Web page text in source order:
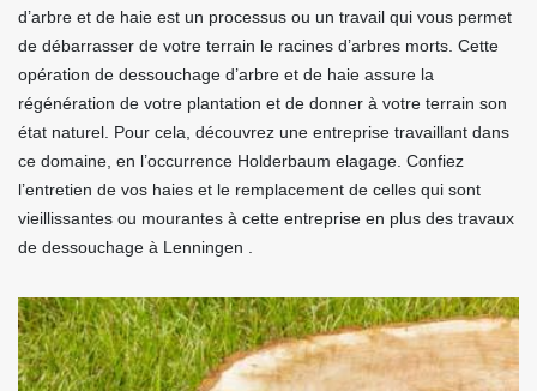
d’arbre et de haie est un processus ou un travail qui vous permet
de débarrasser de votre terrain le racines d’arbres morts. Cette
opération de dessouchage d’arbre et de haie assure la
régénération de votre plantation et de donner à votre terrain son
état naturel. Pour cela, découvrez une entreprise travaillant dans
ce domaine, en l’occurrence Holderbaum elagage. Confiez
l’entretien de vos haies et le remplacement de celles qui sont
vieillissantes ou mourantes à cette entreprise en plus des travaux
de dessouchage à Lenningen .